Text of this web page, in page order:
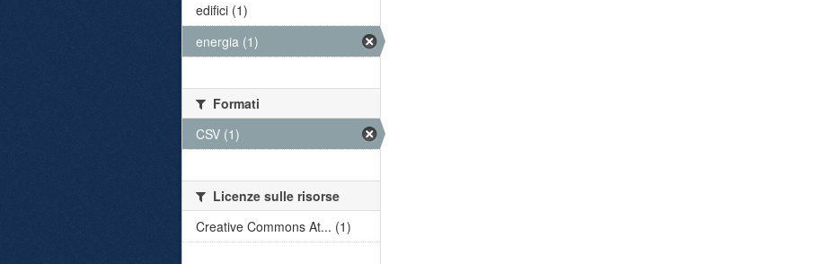
edifici (1)
energia (1)
Formati
CSV (1)
Licenze sulle risorse
Creative Commons At... (1)